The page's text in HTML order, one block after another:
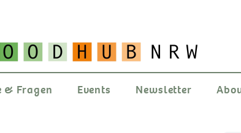
& Fragen Events Newsletter